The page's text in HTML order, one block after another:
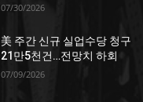
07/30/2026
美 주간 신규 실업수당 청구
21만5천건…전망치 하회
07/09/2026